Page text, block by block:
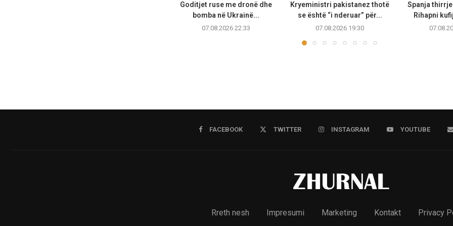
Goditjet ruse me dronë dhe
bomba në Ukrainë...
07.08.2026 22:33
Kryeministri pakistanez thotë
se është “i nderuar” për...
07.08.2026 19:30
Spanja
Rihapni
FACEBOOK TWITTER INSTAGRAM YOUTUBE
Rreth nesh Impresumi Marketing Kontakt Privacy